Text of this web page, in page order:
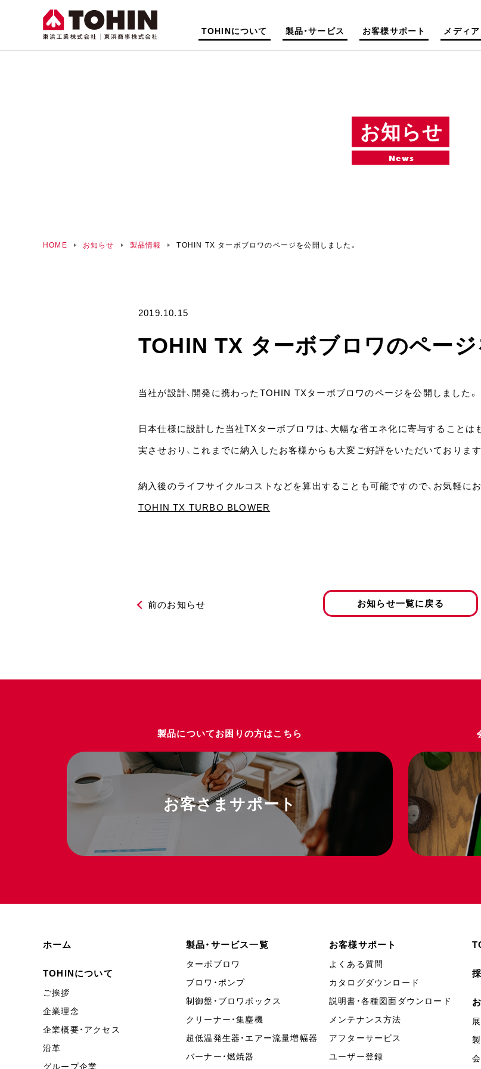
TOHINについて 製品・サービス お客様サポート メディア
お知らせ
News
HOME お知らせ 製品情報 TOHIN TX ターボブロワのページを公開しました。
TOHIN TX ターボブロワのページ
2019.10.15
当社が設計、開発に携わったTOHIN TXターボブロワのページを公開しました。
日本仕様に設計した当社TXターボブロワは、大幅な省エネ化に寄与することは
実させおり、これまでに納入したお客様からも大変ご好評をいただいております
納入後のライフサイクルコストなどを算出することも可能ですので、お気軽に
TOHIN TX TURBO BLOWER
前のお知らせ お知らせ一覧に戻る
製品についてお困りの方はこちら
お客さまサポート
ホーム
TOHINについて
ご挨拶
企業理念
企業概要・アクセス
沿革
グループ企業
製品・サービス一覧
ターボブロワ
ブロワ・ポンプ
制御盤・ブロワボックス
クリーナー・集塵機
超低温発生器・エアー流量増幅器
バーナー・燃焼器
お客様サポート
よくある質問
カタログダウンロード
説明書・各種図面ダウンロード
メンテナンス方法
アフターサービス
ユーザー登録